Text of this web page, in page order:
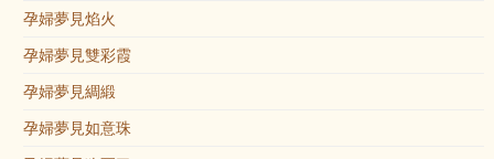
孕婦夢見焰火
孕婦夢見雙彩霞
孕婦夢見綢緞
孕婦夢見如意珠